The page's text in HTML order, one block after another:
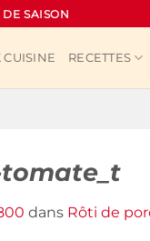
SAISON
CUISINE RECETTES
dans Rôti de